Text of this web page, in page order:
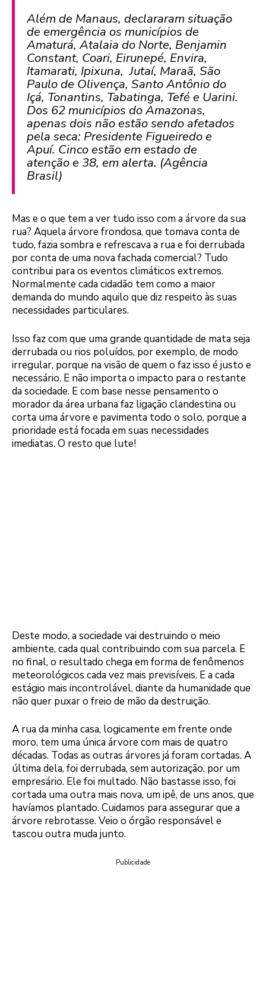
Além de Manaus, declararam situação
de emergência os municípios de
Amaturá, Atalaia do Norte, Benjamin
Constant, Coari, Eirunepé, Envira,
Itamarati, Ipixuna, Jutaí, Maraã, São
Paulo de Olivença, Santo Antônio do
Içá, Tonantins, Tabatinga, Tefé e Uarini.
Dos 62 municípios do Amazonas,
apenas dois não estão sendo afetados
pela seca: Presidente Figueiredo e
Apuí. Cinco estão em estado de
atenção e 38, em alerta. (Agência
Brasil)
Mas e o que tem a ver tudo isso com a árvore da sua
rua? Aquela árvore frondosa, que tomava conta de
tudo, fazia sombra e refrescava a rua e foi derrubada
por conta de uma nova fachada comercial? Tudo
contribui para os eventos climáticos extremos.
Normalmente cada cidadão tem como a maior
demanda do mundo aquilo que diz respeito às suas
necessidades particulares.
Isso faz com que uma grande quantidade de mata seja
derrubada ou rios poluídos, por exemplo, de modo
irregular, porque na visão de quem o faz isso é justo e
necessário. E não importa o impacto para o restante
da sociedade. E com base nesse pensamento o
morador da área urbana faz ligação clandestina ou
corta uma árvore e pavimenta todo o solo, porque a
prioridade está focada em suas necessidades
imediatas. O resto que lute!
Deste modo, a sociedade vai destruindo o meio
ambiente, cada qual contribuindo com sua parcela. E
no final, o resultado chega em forma de fenômenos
meteorológicos cada vez mais previsíveis. E a cada
estágio mais incontrolável, diante da humanidade que
não quer puxar o freio de mão da destruição.
A rua da minha casa, logicamente em frente onde
moro, tem uma única árvore com mais de quatro
décadas. Todas as outras árvores já foram cortadas. A
última dela, foi derrubada, sem autorização, por um
empresário. Ele foi multado. Não bastasse isso, foi
cortada uma outra mais nova, um ipê, de uns anos, que
havíamos plantado. Cuidamos para assegurar que a
árvore rebrotasse. Veio o órgão responsável e
tascou outra muda junto.
Publicidade